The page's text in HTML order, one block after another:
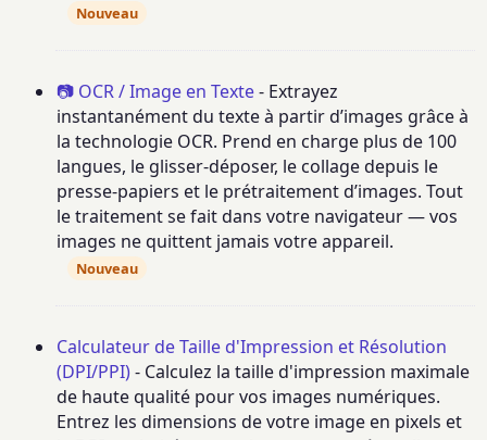
Nouveau
📷 OCR / Image en Texte- Extrayez
instantanément du texte à partir d’images grâce à
la technologie OCR. Prend en charge plus de 100
langues, le glisser-déposer, le collage depuis le
presse-papiers et le prétraitement d’images. Tout
le traitement se fait dans votre navigateur — vos
images ne quittent jamais votre appareil.
Nouveau
Calculateur de Taille d'Impression et Résolution
(DPI/PPI)- Calculez la taille d'impression maximale
de haute qualité pour vos images numériques.
Entrez les dimensions de votre image en pixels et